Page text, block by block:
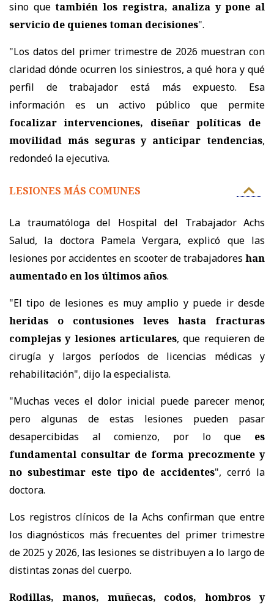
sino quetambién los registra, analiza y pone al
servicio de quienes toman decisiones".
"Los datos del primer trimestre de 2026 muestran con
claridad dónde ocurren los siniestros, a qué hora y qué
perfil de trabajador está más expuesto. Esa
información es un activo público que permite
focalizar intervenciones, diseñar políticas de
movilidad más seguras y anticipar tendencias,
redondeó la ejecutiva.
LESIONES MÁS COMUNES
La traumatóloga del Hospital del Trabajador Achs
Salud, la doctora Pamela Vergara, explicó que las
lesiones por accidentes en scooter de trabajadores han
aumentado en los últimos años.
"El tipo de lesiones es muy amplio y puede ir desde
heridas o contusiones leves hasta fracturas
complejas y lesiones articulares, que requieren de
cirugía y largos períodos de licencias médicas y
rehabilitación", dijo la especialista.
"Muchas veces el dolor inicial puede parecer menor,
pero algunas de estas lesiones pueden pasar
desapercibidas al comienzo, por lo que es
fundamental consultar de forma precozmente y
no subestimar este tipo de accidentes", cerró la
doctora.
Los registros clínicos de la Achs confirman que entre
los diagnósticos más frecuentes del primer trimestre
de 2025 y 2026, las lesiones se distribuyen a lo largo de
distintas zonas del cuerpo.
Rodillas, manos, muñecas, codos, hombros y